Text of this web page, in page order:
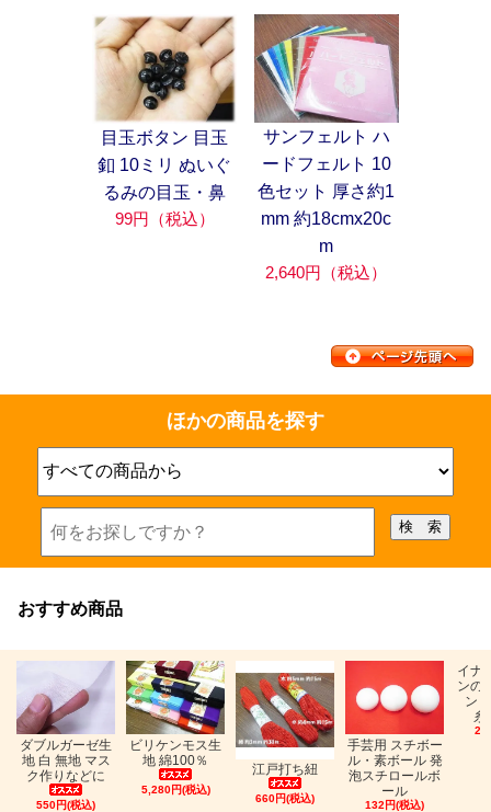
目玉ボタン 目玉
釦 10ミリ ぬいぐ
るみの目玉・鼻
99円（税込）
サンフェルト ハ
ードフェルト 10
色セット 厚さ約1
mm 約18cmx20c
m
2,640円（税込）
ほかの商品を探す
おすすめ商品
ダブルガーゼ生
地 白 無地 マス
ク作りなどに
550円(税込)
ビリケンモス生
地 綿100％
5,280円(税込)
江戸打ち紐
660円(税込)
手芸用 スチボー
ル・素ボール 発
泡スチロールボ
ール
132円(税込)
イナ
ンの
ン
糸